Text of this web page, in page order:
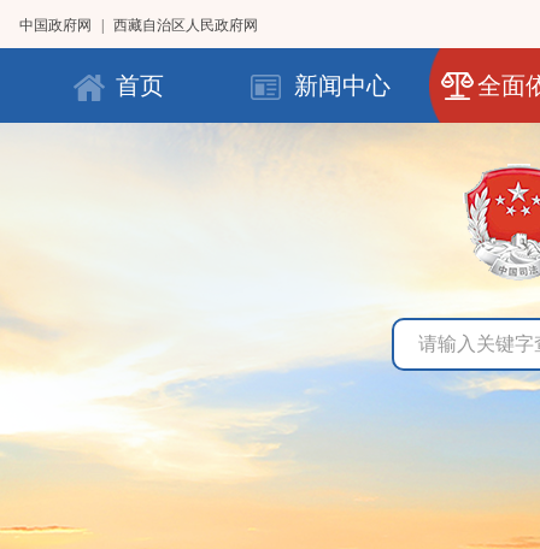
中国政府网 西藏自治区人民政府网
首页 新闻中心 全面